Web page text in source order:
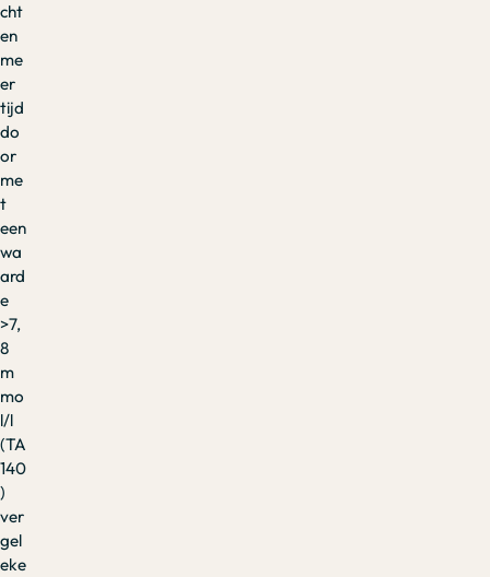
cht
en
me
er
tijd
do
or
me
t
een
wa
ard
e
>7,
8
m
mo
l/l
(TA
140
)
ver
gel
eke